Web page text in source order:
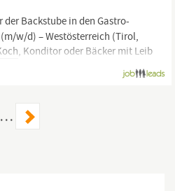
der Backstube in den Gastro-
w/d) – Westösterreich (Tirol,
, Konditor oder Bäcker mit Leib
Herausforderung mit
und echter Gestaltungsfreiheit?
…